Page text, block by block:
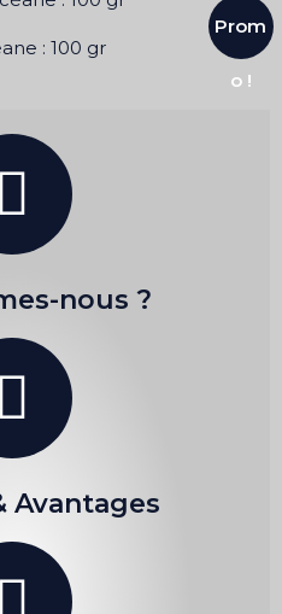
Prom
o !
: 100 gr
nous ?
Avantages